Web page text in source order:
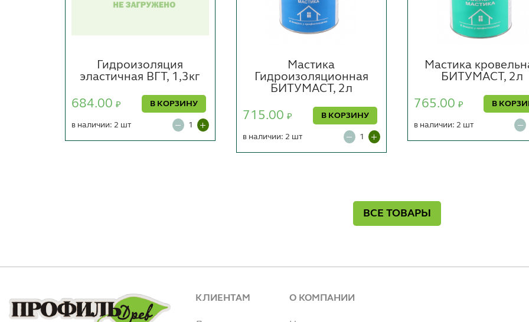
Гидроизоляция
эластичная ВГТ, 1,3кг
684.00 ₽ В КОРЗИНУ
в наличии: 2 шт
Мастика
Гидроизоляционная
БИТУМАСТ, 2л
715.00 ₽ В КОРЗИНУ
в наличии: 2 шт
Мастика
БИТУМАСТ, 2л
765.00 ₽ В
в наличии: 2 шт
ВСЕ ТОВАРЫ
КЛИЕНТАМ О КОМПАНИИ